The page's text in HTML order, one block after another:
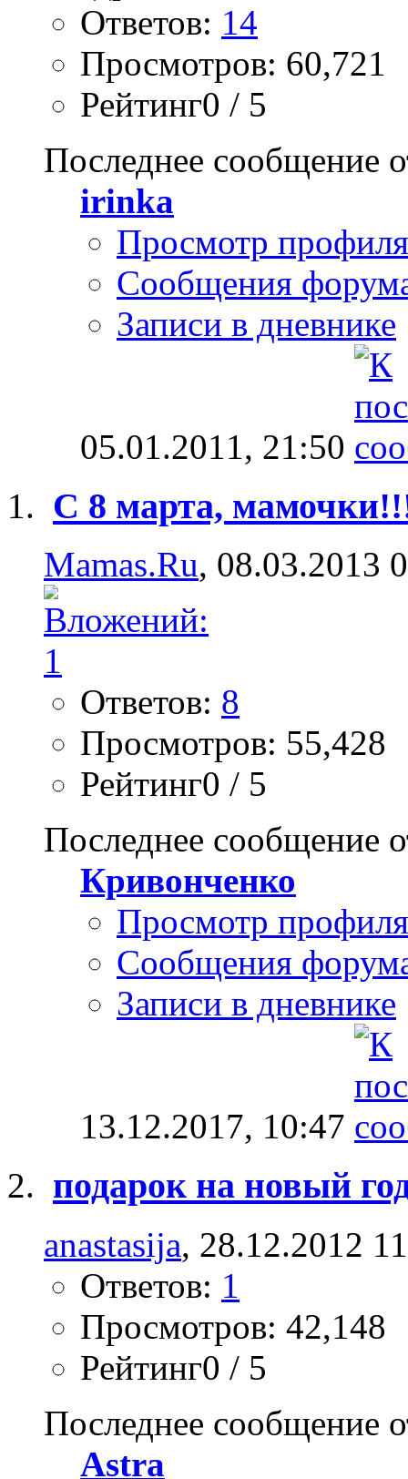
Ответов: 14
Просмотров: 60,721
Рейтинг0 / 5
Последнее сообщение
irinka
Просмотр профиля
Сообщения
Записи в дневнике
05.01.2011, 21:50
С 8 марта,
Mamas.Ru, 08.03.2013
Ответов: 8
Просмотров: 55,428
Рейтинг0 / 5
Последнее сообщение
Кривонченко
Просмотр профиля
Сообщения
Записи в дневнике
13.12.2017, 10:47
подарок на новый
anastasija, 28.12.2012
Ответов: 1
Просмотров: 42,148
Рейтинг0 / 5
Последнее сообщение
Astra